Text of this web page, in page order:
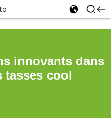
innovants dans
tasses cool